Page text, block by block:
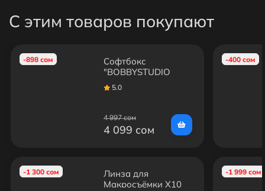
С этим товаров покупают
-898 сом
Софтбокс
"BOBBYSTUDIO
LIGHT" + Умная
Лампа 150w +
5.0
4 997 сом
4 099 сом
-1 300 сом
Линза для
Макросъёмки X10
-400 сом
-1 999 сом